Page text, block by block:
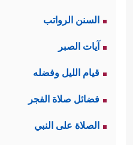
السنن الرواتب
آيات الصبر
قيام الليل وفضله
فضائل صلاة الفجر
الصلاة على النبي